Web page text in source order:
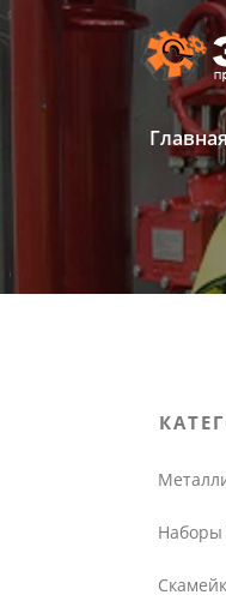
Перейти
к
'